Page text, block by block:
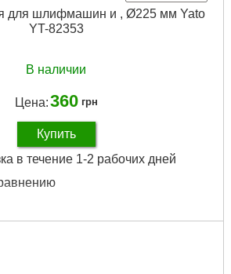
для шлифмашин и , Ø225 мм Yato
YT-82353
В наличии
Цена:360 грн
Купить
в течение 1-2 рабочих дней